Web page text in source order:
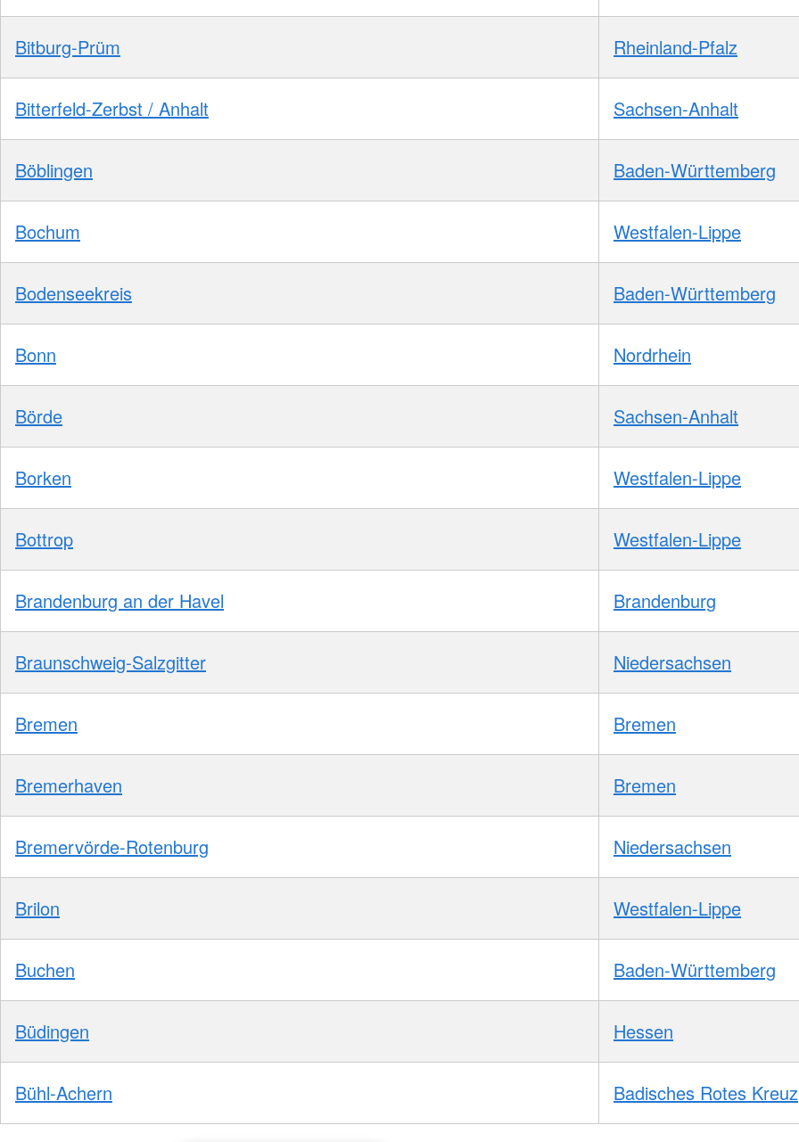
Bitburg-Prüm Rheinland-Pfalz
Bitterfeld-Zerbst / Anhalt Sachsen-Anhalt
Böblingen Baden-Württemberg
Bochum Westfalen-Lippe
Bodenseekreis Baden-Württemberg
Bonn Nordrhein
Börde Sachsen-Anhalt
Borken Westfalen-Lippe
Bottrop Westfalen-Lippe
Brandenburg an der Havel Brandenburg
Braunschweig-Salzgitter Niedersachsen
Bremen Bremen
Bremerhaven Bremen
Bremervörde-Rotenburg Niedersachsen
Brilon Westfalen-Lippe
Buchen Baden-Württemberg
Büdingen Hessen
Bühl-Achern Badisches Rotes Kreuz